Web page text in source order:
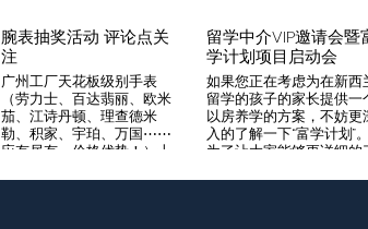
腕表抽奖活动 评论点关
注
广州工厂天花板级别手表
（劳力士、百达翡丽、欧米
茄、江诗丹顿、理查德米
勒、积家、宇珀、万国⋯⋯
应有尽有，价格优势！）十
旨，支持平台交易，货到付
留学中介VIP邀请会暨
学计划项目启动会
如果您正在考虑为在新西
留学的孩子的家长提供一
以房养学的方案，不妨更
入的了解一下“富学计划”。
为了让大家能够更详细的
月14日举办一次针对留学